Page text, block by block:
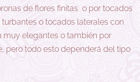
de flores finitas o por tocados
o tocados laterales con
muy elegantes o también por
pero todo esto dependerá del tipo